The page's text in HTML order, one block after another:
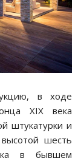
в ходе
XIX века
штукатурки и
шесть
в бывшем